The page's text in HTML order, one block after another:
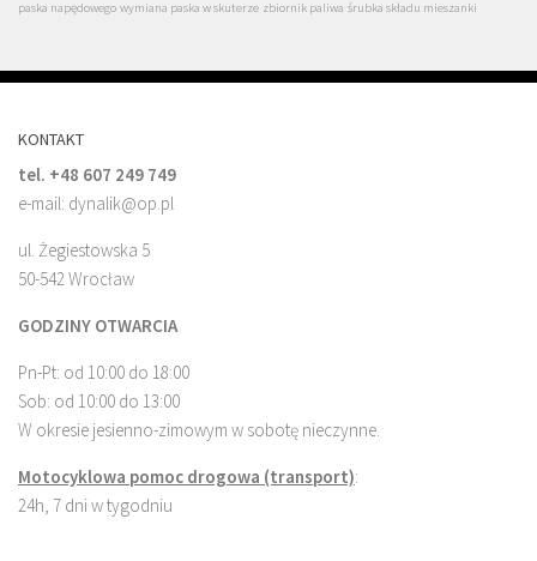
paska napędowego wymiana paska w skuterze zbiornik paliwa śrubka składu mieszanki
KONTAKT
tel. +48 607 249 749
e-mail: dynalik@op.pl
ul. Żegiestowska 5
50-542 Wrocław
GODZINY OTWARCIA
Pn-Pt: od 10:00 do 18:00
Sob: od 10:00 do 13:00
W okresie jesienno-zimowym w sobotę nieczynne.
Motocyklowa pomoc drogowa (transport):
24h, 7 dni w tygodniu